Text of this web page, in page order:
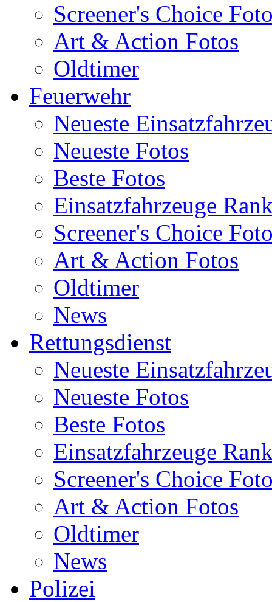
Screener's Choice
Art & Action Fotos
Oldtimer
Feuerwehr
Neueste
Neueste Fotos
Beste Fotos
Einsatzfahrzeuge
Screener's Choice
Art & Action Fotos
Oldtimer
News
Rettungsdienst
Neueste
Neueste Fotos
Beste Fotos
Einsatzfahrzeuge
Screener's Choice
Art & Action Fotos
Oldtimer
News
Polizei